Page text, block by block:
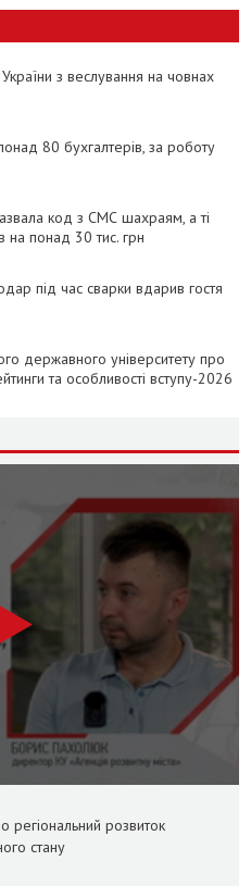
з веслування на човнах
80 бухгалтерів, за роботу
код з СМС шахраям, а ті
на понад 30 тис. грн
під час сварки вдарив гостя
державного університету про
та особливості вступу-2026
розвиток
стану